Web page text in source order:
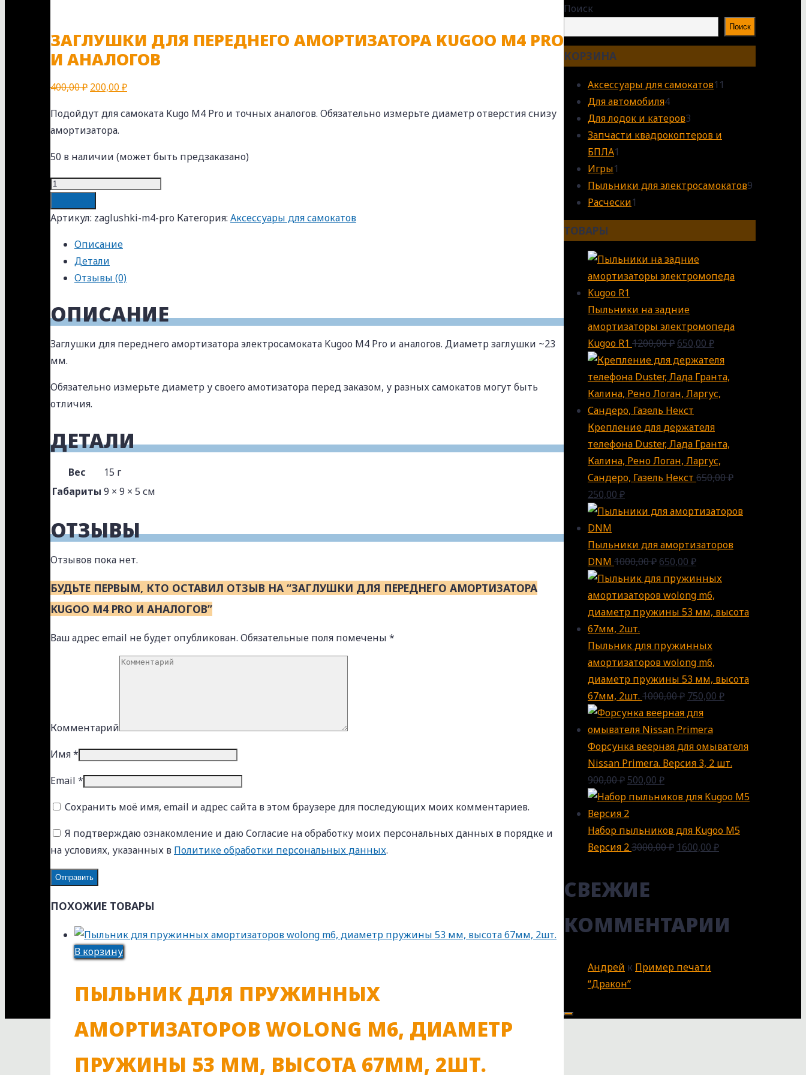
ЗАГЛУШКИ ДЛЯ ПЕРЕДНЕГО АМОРТИЗАТОРА KUGOO M4 PRO
И АНАЛОГОВ
400,00₽ 200,00₽
Подойдут для самоката Kugo M4 Pro и точных аналогов. Обязательно измерьте диаметр отверстия снизу
амортизатора.
50 в наличии (может быть предзаказано)
Количество
Заглушки
переднего
амортизатора
Kugoo
Pro
аналогов
Артикул: zaglushki-m4-pro Категория: Аксессуары для самокатов
Описание
Детали
Отзывы (0)
ОПИСАНИЕ
Заглушки для переднего амортизатора электросамоката Kugoo M4 Pro и аналогов. Диаметр заглушки ~23
мм.
Обязательно измерьте диаметр у своего амотизатора перед заказом, у разных самокатов могут быть
отличия.
ДЕТАЛИ
Вес
15 г
Габариты 9 × 9 × 5 см
ОТЗЫВЫ
Отзывов пока нет.
БУДЬТЕ ПЕРВЫМ, КТО ОСТАВИЛ ОТЗЫВ НА “ЗАГЛУШКИ ДЛЯ ПЕРЕДНЕГО АМОРТИЗАТОРА
KUGOO M4 PRO И АНАЛОГОВ”
Ваш адрес email не будет опубликован. Обязательные поля помечены *
Комментарий
Имя*
Email *
Сохранить моё имя, email и адрес сайта в этом браузере для последующих моих комментариев.
Я подтверждаю ознакомление и даю Согласие на обработку моих персональных данных в порядке и
на условиях, указанных в Политике обработки персональных данных.
ПОХОЖИЕ ТОВАРЫ
В корзину
ПЫЛЬНИК ДЛЯ ПРУЖИННЫХ
АМОРТИЗАТОРОВ WOLONG M6, ДИАМЕТР
ПРУЖИНЫ 53 ММ, ВЫСОТА 67ММ, 2ШТ.
Поиск
Поиск
КОРЗИНА
Аксессуары для самокатов11
Для автомобиля44
товара
Для лодок и катеров3
товара
Запчасти квадрокоптеров и
БПЛА1
Игры1
товар
Пыльники для электросамокатов9
Расчески1
товар
ТОВАРЫ
Пыльники на задние
амортизаторы электромопеда
Kugoo R1 1200,00₽ 650,00 ₽
Крепление для держателя
телефона Duster, Лада Гранта,
Калина, Рено Логан, Ларгус,
Сандеро, Газель Некст 650,00₽
250,00 ₽
Пыльники для амортизаторов
DNM 1000,00₽ 650,00 ₽
Пыльник для пружинных
амортизаторов wolong m6,
диаметр пружины 53 мм, высота
67мм, 2шт. 1000,00₽ 750,00 ₽
Форсунка веерная для омывателя
Nissan Primera. Версия 3, 2 шт.
900,00₽ 500,00 ₽
Набор пыльников для Kugoo M5
Версия 23000,00₽ 1600,00 ₽
СВЕЖИЕ
КОММЕНТАРИИ
Андрей к Пример печати
“Дракон”